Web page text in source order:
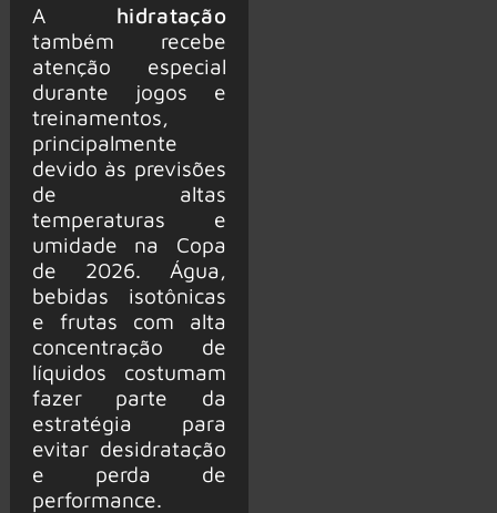
A hidratação
também recebe
atenção especial
durante jogos e
treinamentos,
principalmente
devido às previsões
de altas
temperaturas e
umidade na Copa
de 2026. Água,
bebidas isotônicas
e frutas com alta
concentração de
líquidos costumam
fazer parte da
estratégia para
evitar desidratação
e perda de
performance.